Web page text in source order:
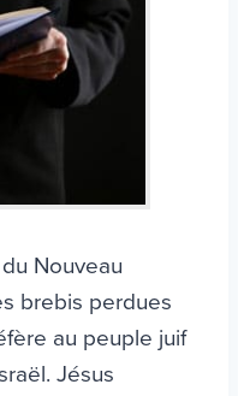
Nouveau
brebis perdues
au peuple juif
Jésus